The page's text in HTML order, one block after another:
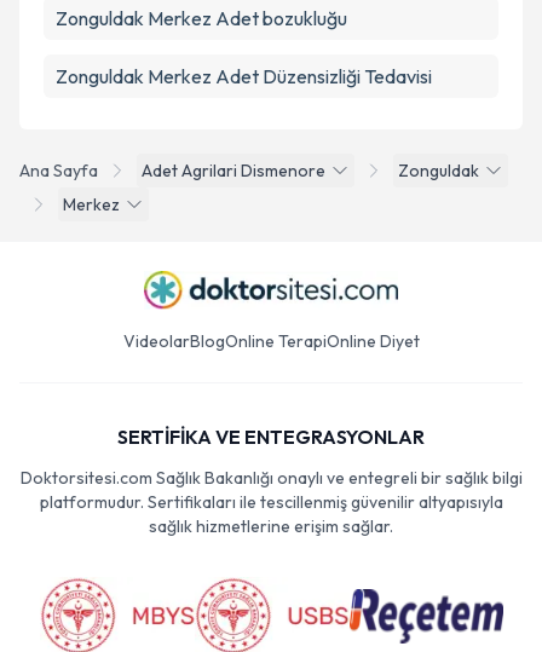
Ana Sayfa Adet Agrilari Dismenore
Zonguldak
Merkez
Zonguldak Merkez Adet bozukluğu
Zonguldak Merkez Adet Düzensizliği Tedavisi
VideolarBlogOnline TerapiOnline Diyet
SERTİFİKA VE ENTEGRASYONLAR
Doktorsitesi.com Sağlık Bakanlığı onaylı ve entegreli bir sağlık bilgi
platformudur. Sertifikaları ile tescillenmiş güvenilir altyapısıyla
sağlık hizmetlerine erişim sağlar.